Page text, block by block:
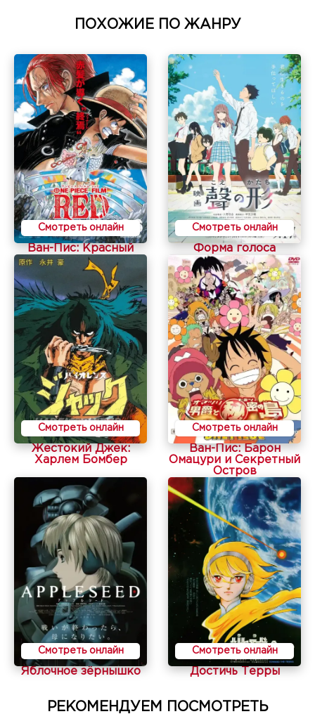
ПОХОЖИЕ ПО ЖАНРУ
Смотреть онлайн
Ван-Пис: Красный
Смотреть онлайн
Форма голоса
Смотреть онлайн
Жестокий Джек:
Харлем Бомбер
Смотреть онлайн
Ван-Пис: Барон
Омацури и Секретный
Остров
Смотреть онлайн
Яблочное зёрнышко
Смотреть онлайн
Достичь Терры
РЕКОМЕНДУЕМ ПОСМОТРЕТЬ